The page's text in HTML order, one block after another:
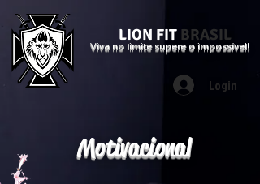
LION FIT BRASIL
Viva no limite supere o impossível!
Login
Motivacional